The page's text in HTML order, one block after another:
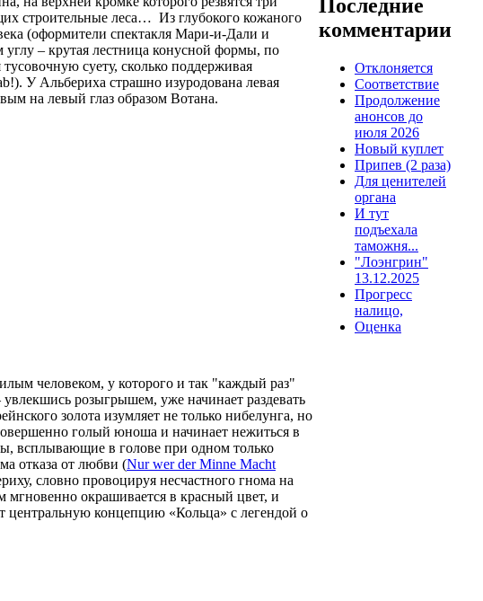
строительные леса… Из глубокого кожаного
(оформители спектакля Мари-и-Дали и
– крутая лестница конусной формы, по
суету, сколько поддерживая
У Альбериха страшно изуродована левая
на левый глаз образом Вотана.
человеком, у которого и так "каждый раз"
розыгрышем, уже начинает раздевать
золота изумляет не только нибелунга, но
голый юноша и начинает нежиться в
всплывающие в голове при одном только
отказа от любви (Nur wer der Minne Macht
словно провоцируя несчастного гнома на
мгновенно окрашивается в красный цвет, и
центральную концепцию «Кольца» с легендой о
Последние
комментарии
Отклоняется
Соответствие
Продолжение
анонсов до
июля 2026
Новый куплет
Припев (2 раза)
Для ценителей
органа
И тут
подъехала
таможня...
"Лоэнгрин"
13.12.2025
Прогресс
налицо,
Оценка